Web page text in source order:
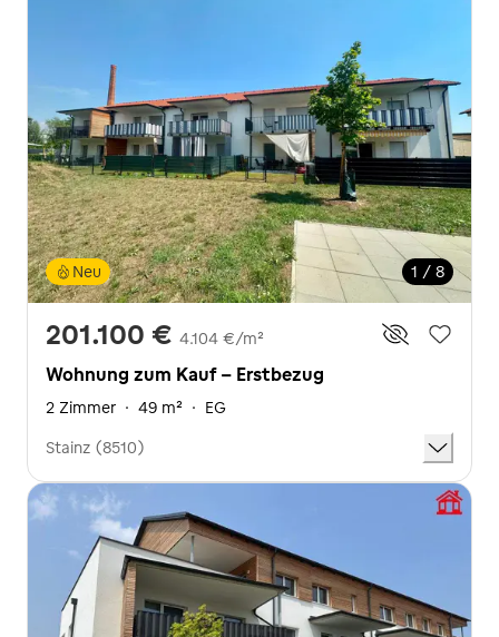
1 / 8
Neu
201.100 € 4.104 €/m²
Wohnung zum Kauf - Erstbezug
2 Zimmer · 49 m² · EG
Stainz (8510)